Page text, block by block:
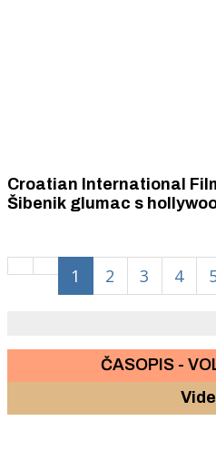
Croatian International
Šibenik glumac s
1 2 3 4
ČASOPIS -